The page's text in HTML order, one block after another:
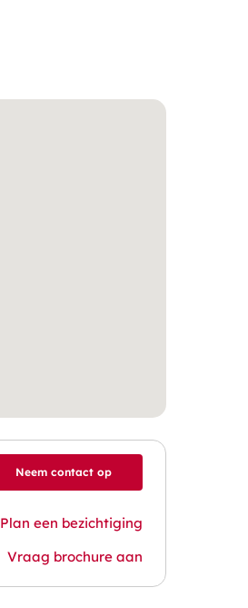
Neem contact op
Plan een bezichtiging
Vraag brochure aan